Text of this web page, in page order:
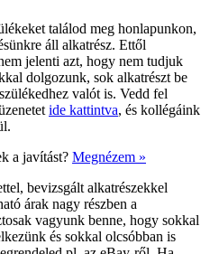
találod meg honlapunkon,
áll alkatrész. Ettől
jelenti azt, hogy nem tudjuk
dolgozunk, sok alkatrészt be
valót is. Vedd fel
ide kattintva, és kollégáink
a javítást? Megnézem »
bevizsgált alkatrészekkel
árak nagy részben a
vagyunk benne, hogy sokkal
és sokkal olcsóbban is